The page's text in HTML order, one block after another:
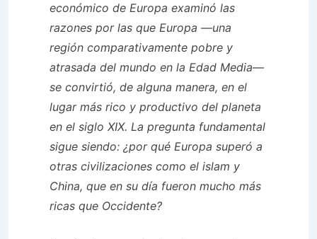
económico de Europa examinó las
razones por las que Europa —una
región comparativamente pobre y
atrasada del mundo en la Edad Media—
se convirtió, de alguna manera, en el
lugar más rico y productivo del planeta
en el siglo XIX. La pregunta fundamental
sigue siendo: ¿por qué Europa superó a
otras civilizaciones como el islam y
China, que en su día fueron mucho más
ricas que Occidente?